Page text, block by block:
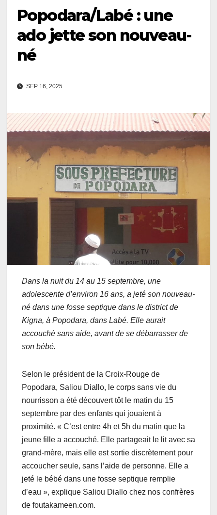
Popodara/Labé : une
ado jette son nouveau-
né
SEP 16, 2025
Dans la nuit du 14 au 15 septembre, une
adolescente d’environ 16 ans, a jeté son nouveau-
né dans une fosse septique dans le district de
Kigna, à Popodara, dans Labé. Elle aurait
accouché sans aide, avant de se débarrasser de
son bébé.
​Selon le président de la Croix-Rouge de
Popodara, Saliou Diallo, le corps sans vie du
nourrisson a été découvert tôt le matin du 15
septembre par des enfants qui jouaient à
proximité. « C’est entre 4h et 5h du matin que la
jeune fille a accouché. Elle partageait le lit avec sa
grand-mère, mais elle est sortie discrètement pour
accoucher seule, sans l’aide de personne. Elle a
jeté le bébé dans une fosse septique remplie
d’eau », explique Saliou Diallo chez nos confrères
de foutakameen.com.